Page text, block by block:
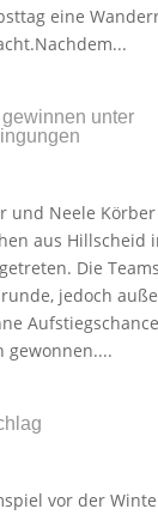
eine
unter
und Neele
aus Hillscheid
Die
jedoch
gewonnen....
vor der